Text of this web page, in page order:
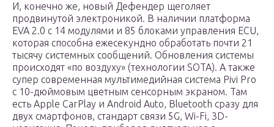
И, конечно же, новый Дефендер щеголяет
продвинутой электроникой. В наличии платформа
EVA 2.0 с 14 модулями и 85 блоками управления ECU,
которая способна ежесекундно обработать почти 21
тысячу системных сообщений. Обновления системы
происходят «по воздуху» (технологии SOTA). А также
супер современная мультимедийная система Pivi Pro
с 10-дюймовым цветным сенсорным экраном. Там
есть Apple CarPlay и Android Auto, Bluetooth сразу для
двух смартфонов, стандарт связи 5G, Wi-Fi, 3D-